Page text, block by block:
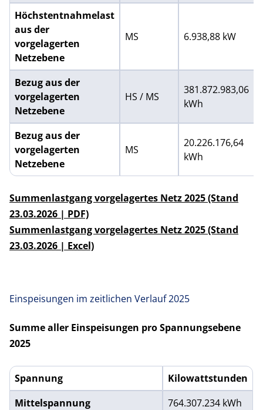
Höchstentnahmelast
aus der
vorgelagerten
Netzebene
MS 6.938,88 kW
Bezug aus der
vorgelagerten
Netzebene
HS / MS
381.872.983,06
kWh
Bezug aus der
vorgelagerten
Netzebene
MS
20.226.176,64
kWh
Summenlastgang vorgelagertes Netz 2025 (Stand
23.03.2026 | PDF)
Summenlastgang vorgelagertes Netz 2025 (Stand
23.03.2026 | Excel)
Einspeisungen im zeitlichen Verlauf 2025
Summe aller Einspeisungen pro Spannungsebene
2025
Einspeisungen im zeitlichen Verlauf Brutto- und
Spannung
Kilowattstunden
Mittelspannung
764.307.234 kWh